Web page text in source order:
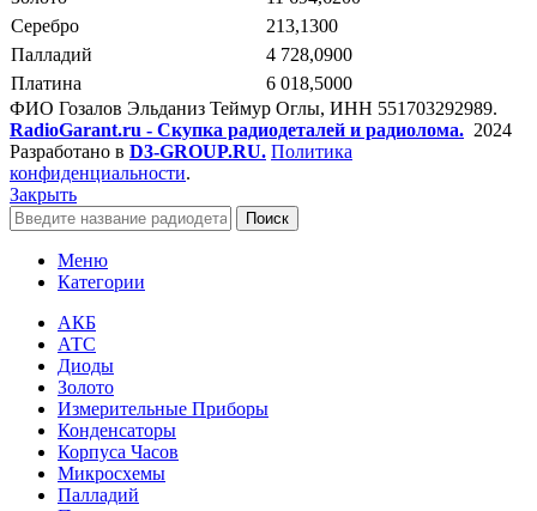
Серебро
213,1300
Палладий
4 728,0900
Платина
6 018,5000
ФИО Гозалов Эльданиз Теймур Оглы, ИНН 551703292989.
RadioGarant.ru - Скупка радиодеталей и радиолома. 2024
Разработано в D3-GROUP.RU. Политика
конфиденциальности.
Закрыть
Поиск
Меню
Категории
АКБ
АТС
Диоды
Золото
Измерительные Приборы
Конденсаторы
Корпуса Часов
Микросхемы
Палладий